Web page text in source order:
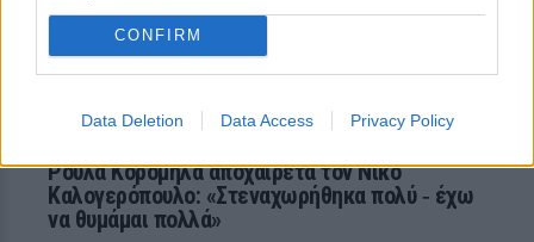
CONFIRM
Data Deletion Data Access Privacy Policy
Ρούλα Κορομηλά αποχαιρετά τον Νίκο
Καλογερόπουλο: «Στεναχωρήθηκα πολύ ‑ έχω
να θυμάμαι πολλά»